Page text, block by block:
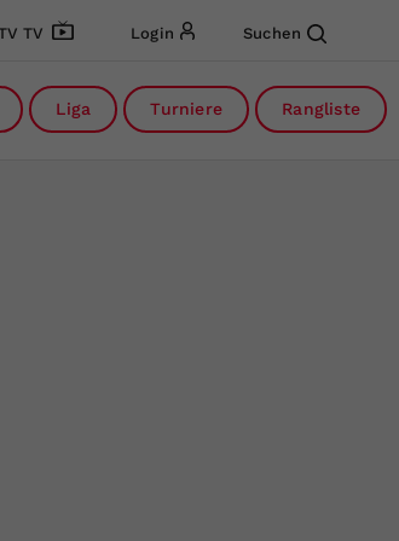
TV Login Suchen
Liga Turniere Rangliste